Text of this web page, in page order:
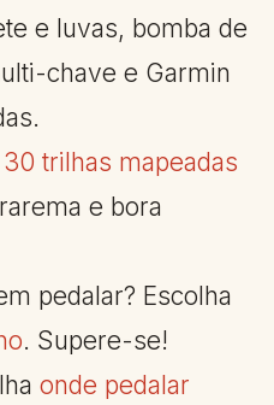
e luvas, bomba de
chave e Garmin
30 trilhas mapeadas
e bora
pedalar? Escolha
. Supere-se!
onde pedalar